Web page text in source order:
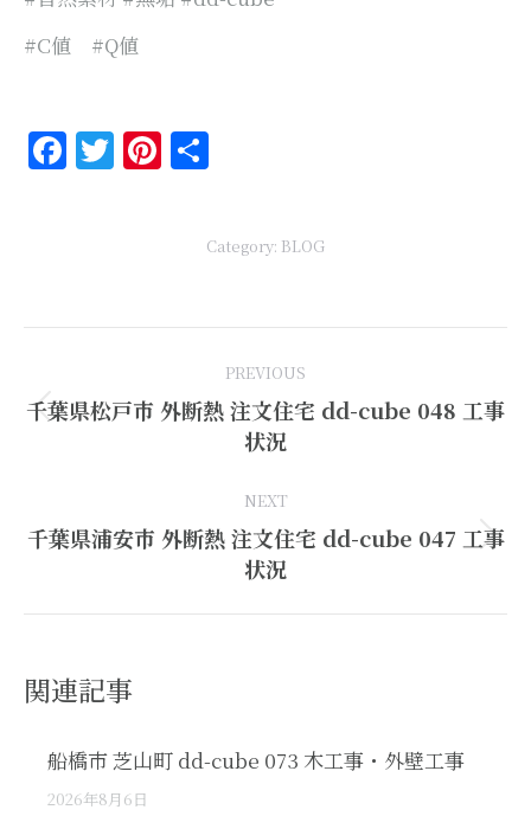
#C値 #Q値
Facebook
Twitter
Pinterest
Category: BLOG
PREVIOUS
Previous
post:
千葉県松戸市 外断熱 注文住宅 dd-cube 048 工事
状況
NEXT
Next
post:
千葉県浦安市 外断熱 注文住宅 dd-cube 047 工事
状況
関連記事
船橋市 芝山町 dd-cube 073 木工事・外壁工事
2026年8月6日